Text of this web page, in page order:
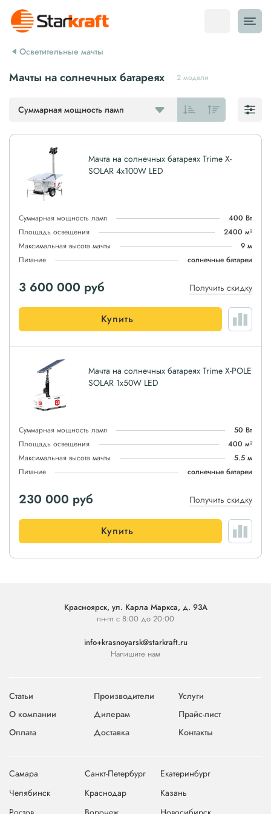
Осветительные мачты
Мачты на солнечных батареях 2 модели
Суммарная мощность ламп
Мачта на солнечных батареях Trime X-
SOLAR 4x100W LED
Суммарная мощность ламп
400 Вт
Площадь освещения
2400 м²
Максимальная высота мачты
9 м
Питание
солнечные батареи
3 600 000 руб Получить скидку
Купить
Мачта на солнечных батареях Trime X-POLE
SOLAR 1x50W LED
Суммарная мощность ламп
50 Вт
Площадь освещения
400 м²
Максимальная высота мачты
5.5 м
Питание
солнечные батареи
230 000 руб Получить скидку
Купить
Красноярск, ул. Карла Маркса, д. 93А
пн-пт с 8:00 до 20:00
info+krasnoyarsk@starkraft.ru
Напишите нам
Статьи Производители
Услуги
О компании
Дилерам
Прайс-лист
Оплата
Доставка Контакты
Самара Санкт-Петербург
Екатеринбург
Челябинск
Краснодар
Казань